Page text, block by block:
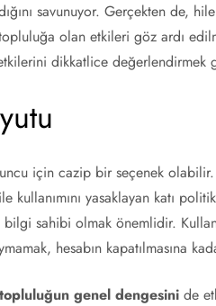
savunuyor. Gerçekten de,
olan etkileri göz ardı
dikkatlice değerlendirmek
için cazip bir seçenek
yasaklayan katı
bilgi sahibi olmak önemlidir.
hesabın kapatılmasına
topluluğun genel dengesini de